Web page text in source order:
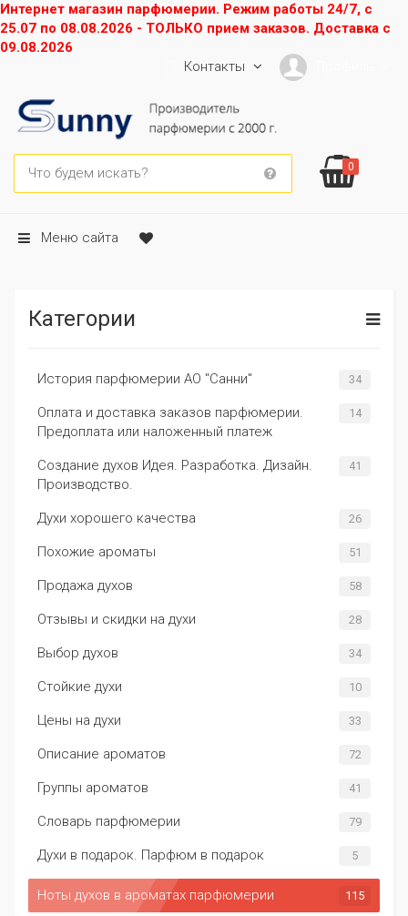
Интернет магазин парфюмерии. Режим работы 24/7, с
25.07 по 08.08.2026 - ТОЛЬКО прием заказов. Доставка с
09.08.2026
Контакты
0
Меню сайта
Категории
История парфюмерии АО "Санни" 34
Оплата и доставка заказов парфюмерии.
Предоплата или наложенный платеж
14
Создание духов Идея. Разработка. Дизайн.
Производство.
41
Духи хорошего качества 26
Похожие ароматы 51
Продажа духов 58
Отзывы и скидки на духи 28
Выбор духов 34
Стойкие духи 10
Цены на духи 33
Описание ароматов 72
Группы ароматов 41
Словарь парфюмерии 79
Духи в подарок. Парфюм в подарок 5
Ноты духов в ароматах парфюмерии 115